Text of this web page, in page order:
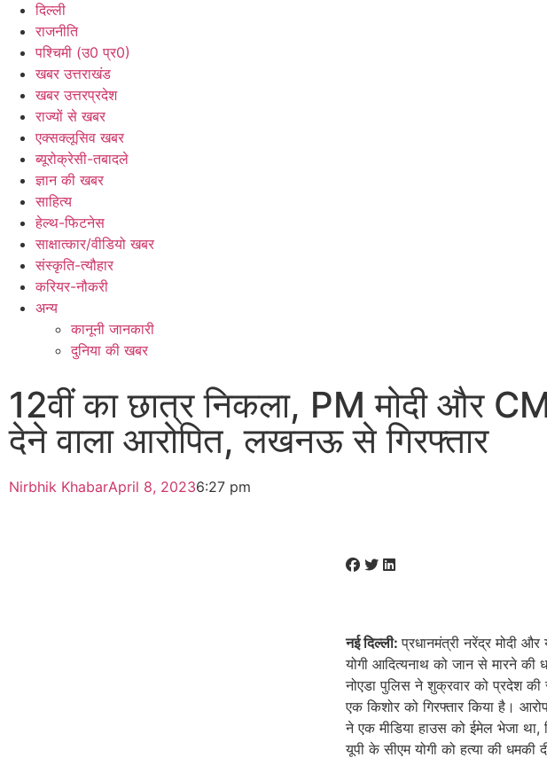
दिल्ली
राजनीति
पश्चिमी (उ0 प्र0)
खबर उत्तराखंड
खबर उत्तरप्रदेश
राज्यों से खबर
एक्सक्लूसिव खबर
ब्यूरोक्रेसी-तबादले
ज्ञान की खबर
साहित्य
हेल्थ-फिटनेस
साक्षात्कार/वीडियो खबर
संस्कृति-त्यौहार
करियर-नौकरी
अन्य
कानूनी जानकारी
दुनिया की खबर
12वीं का छात्र निकला, PM मोदी और
देने वाला आरोपित, लखनऊ से गिरफ्तार
Nirbhik KhabarApril 8, 20236:27 pm
नई दिल्ली:प्रधानमंत्री नरेंद्र मोदी
योगी आदित्यनाथ को जान से मारने
नोएडा पुलिस ने शुक्रवार को प्रदेश
एक किशोर को गिरफ्तार किया है।
ने एक मीडिया हाउस को ईमेल भेजा था,
यूपी के सीएम योगी को हत्या की धमकी